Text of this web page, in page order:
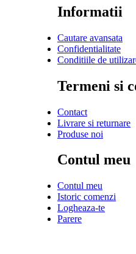
Informatii
Cautare avansata
Confidentialitate
Conditiile de
Termeni si
Contact
Livrare si returnare
Produse noi
Contul meu
Contul meu
Istoric comenzi
Logheaza-te
Parere